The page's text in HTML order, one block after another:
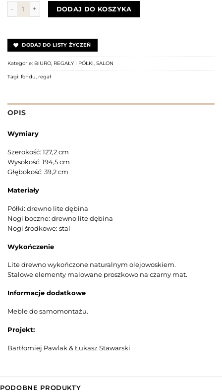
ilość Regał Armonia 120DODAJ DO KOSZYKA
DODAJ DO LISTY ŻYCZEŃ
Kategorie: BIURO, REGAŁY I PÓŁKI, SALON
Tagi: fondu, regał
OPIS
Wymiary
Szerokość: 127,2 cm
Wysokość: 194,5 cm
Głębokość: 39,2 cm
Materiały
Półki: drewno lite dębina
Nogi boczne: drewno lite dębina
Nogi środkowe: stal
Wykończenie
Lite drewno wykończone naturalnym olejowoskiem.
Stalowe elementy malowane proszkowo na czarny mat.
Informacje dodatkowe
Meble do samomontażu.
Projekt:
Bartłomiej Pawlak & Łukasz Stawarski
PODOBNE PRODUKTY